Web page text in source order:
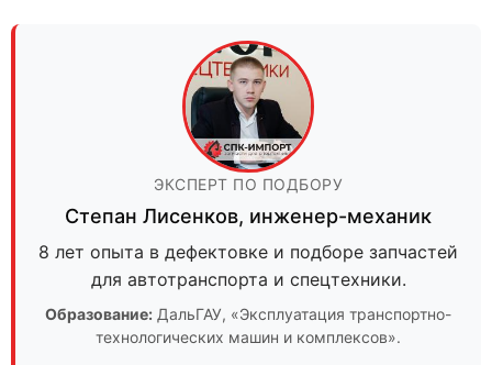
ЭКСПЕРТ ПО ПОДБОРУ
Степан Лисенков, инженер-механик
8 лет опыта в дефектовке и подборе запчастей
для автотранспорта и спецтехники.
Образование: ДальГАУ, «Эксплуатация транспортно-
технологических машин и комплексов».